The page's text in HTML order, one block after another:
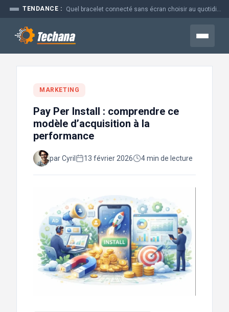
Aller
contenu
TENDANCE :
Menu
MARKETING
Pay Per Install : comprendre ce
modèle d’acquisition à la
performance
par Cyril 13 février 2026 4 min de lecture